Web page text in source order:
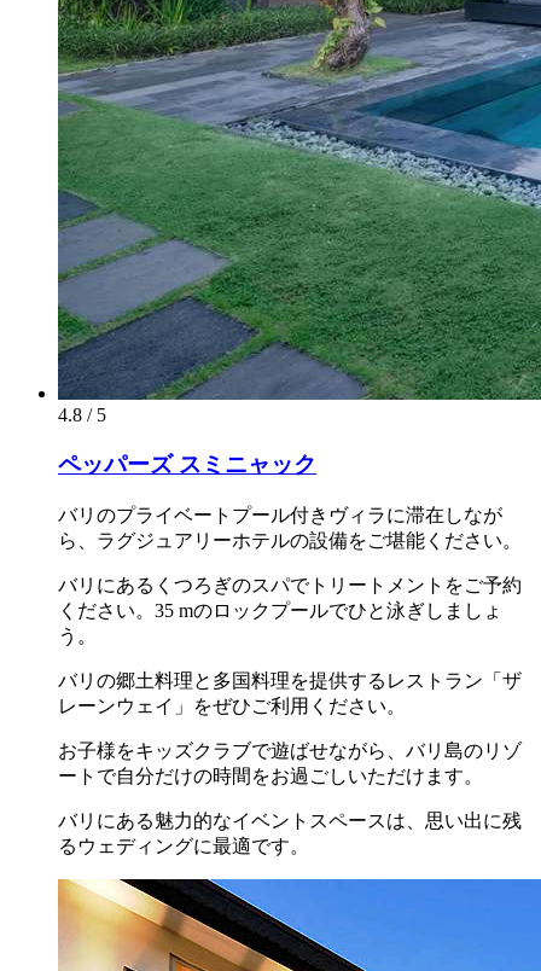
4.8 / 5
ペッパーズ スミニャック
バリのプライベートプール付きヴィラに滞在しなが
ら、ラグジュアリーホテルの設備をご堪能ください。
バリにあるくつろぎのスパでトリートメントをご予約
ください。35 mのロックプールでひと泳ぎしましょ
う。
バリの郷土料理と多国料理を提供するレストラン「ザ
レーンウェイ」をぜひご利用ください。
お子様をキッズクラブで遊ばせながら、バリ島のリゾ
ートで自分だけの時間をお過ごしいただけます。
バリにある魅力的なイベントスペースは、思い出に残
るウェディングに最適です。